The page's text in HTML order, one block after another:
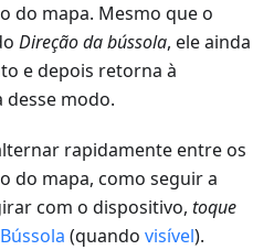
do mapa. Mesmo que o
Direção da bússola, ele ainda
e depois retorna à
modo.
rapidamente entre os
do mapa, como seguir a
com o dispositivo, toque
(quando visível).